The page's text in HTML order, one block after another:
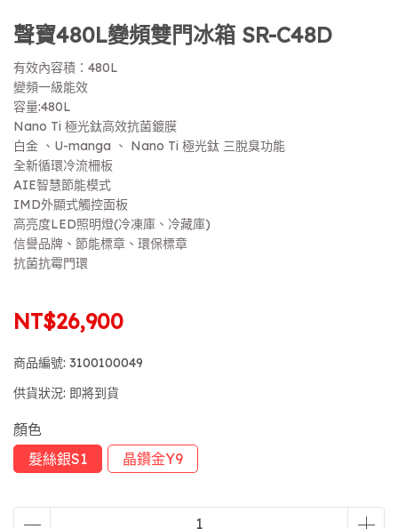
聲寶480L變頻雙門冰箱 SR-C48D
有效內容積：480L
變頻一級能效
容量:480L
Nano Ti 極光鈦高效抗菌鍍膜
白金 、U-manga 、 Nano Ti 極光鈦 三脫臭功能
全新循環冷流柵板
AIE智慧節能模式
IMD外顯式觸控面板
高亮度LED照明燈(冷凍庫、冷藏庫)
信譽品牌、節能標章、環保標章
抗菌抗霉門環
NT$26,900
商品編號: 3100100049
供貨狀況: 即將到貨
顏色
髮絲銀S1
晶鑽金Y9